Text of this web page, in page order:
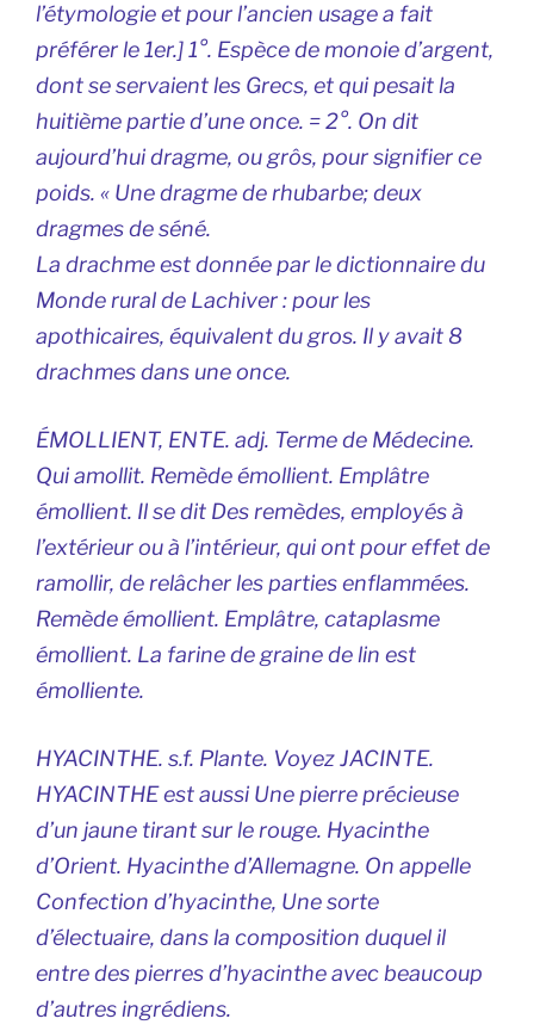
l’étymologie et pour l’ancien usage a fait
préférer le 1er.] 1°. Espèce de monoie d’argent,
dont se servaient les Grecs, et qui pesait la
huitième partie d’une once. = 2°. On dit
aujourd’hui dragme, ou grôs, pour signifier ce
poids. « Une dragme de rhubarbe; deux
dragmes de séné.
La drachme est donnée par le dictionnaire du
Monde rural de Lachiver : pour les
apothicaires, équivalent du gros. Il y avait 8
drachmes dans une once.
ÉMOLLIENT, ENTE. adj. Terme de Médecine.
Qui amollit. Remède émollient. Emplâtre
émollient. Il se dit Des remèdes, employés à
l’extérieur ou à l’intérieur, qui ont pour effet de
ramollir, de relâcher les parties enflammées.
Remède émollient. Emplâtre, cataplasme
émollient. La farine de graine de lin est
émolliente.
HYACINTHE. s.f. Plante. Voyez JACINTE.
HYACINTHE est aussi Une pierre précieuse
d’un jaune tirant sur le rouge. Hyacinthe
d’Orient. Hyacinthe d’Allemagne. On appelle
Confection d’hyacinthe, Une sorte
d’électuaire, dans la composition duquel il
entre des pierres d’hyacinthe avec beaucoup
d’autres ingrédiens.